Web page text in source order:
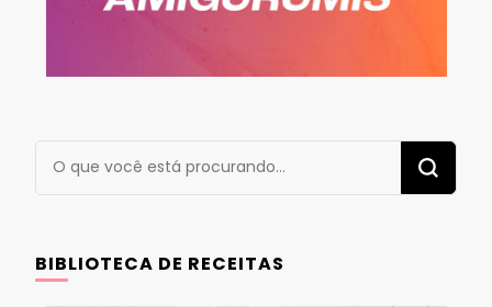
Procurando
algo?
BIBLIOTECA DE RECEITAS